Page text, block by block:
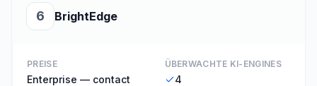
6 BrightEdge
PREISE
Enterprise — contact
ÜBERWACHTE KI-ENGINES
4